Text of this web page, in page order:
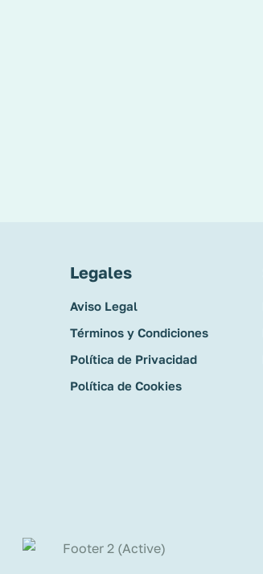
Legales
Aviso Legal
Términos y Condiciones
Política de Privacidad
Política de Cookies